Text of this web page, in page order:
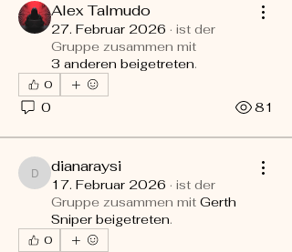
Alex Talmudo
27. Februar 2026 · ist der
Gruppe zusammen mit
3 anderen beigetreten.
0
0 81
dianaraysi
dianaraysi
17. Februar 2026 · ist der
Gruppe zusammen mit Gerth
Sniper beigetreten.
0